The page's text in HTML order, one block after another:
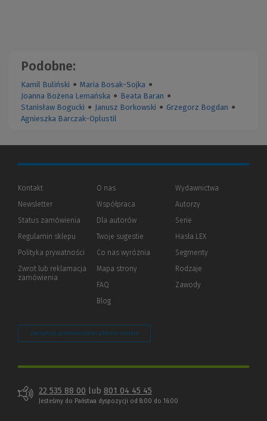
Podobne:
Kamil Buliński ● Maria Bosak-Sojka ●
Joanna Bożena Lemańska ● Beata Baran ●
Stanisław Bogucki ● Janusz Borkowski ● Grzegorz Bogdan ●
Agnieszka Barczak-Oplustil
Kontakt
Newsletter
Status zamówienia
Regulamin sklepu
Polityka prywatności (Nowe
(Link
innej
Zwrot lub reklamacja
zamówienia
O nas
Współpraca
Dla autorów(Nowe
(Link
innej
strony)
Twoje sugestie
Co nas wyróżnia
Mapa strony
FAQ
Blog
Wydawnictwa
Autorzy
Serie
Hasła LEX
Segmenty
Rodzaje
Zawody
Zarządzaj preferencjami plików cookie
22 535 88 00 lub 801 04 45 45
Jesteśmy do Państwa dyspozycji od 8:00 do 16:00